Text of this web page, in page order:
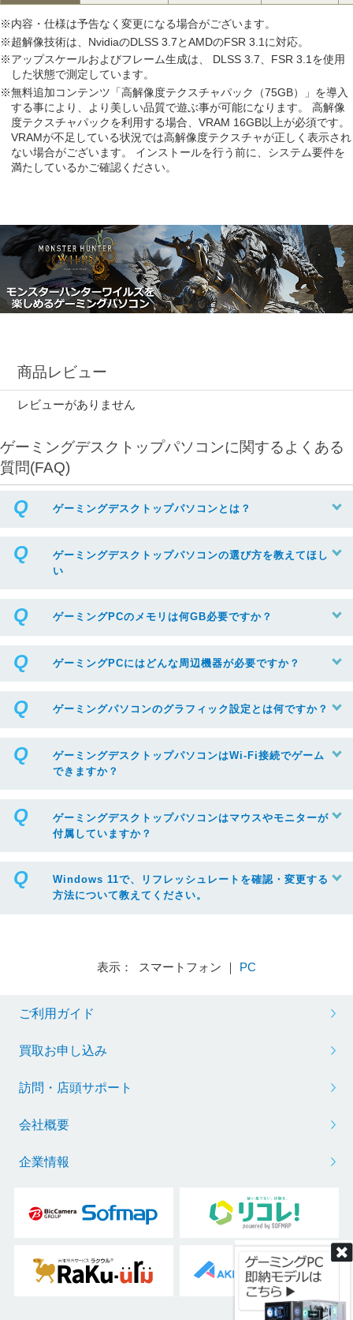
※内容・仕様は予告なく変更になる場合がございます。
※超解像技術は、NvidiaのDLSS 3.7とAMDのFSR 3.1に対応。
※アップスケールおよびフレーム生成は、 DLSS 3.7、FSR 3.1を使用
した状態で測定しています。
※無料追加コンテンツ「高解像度テクスチャパック（75GB）」を導入
する事により、より美しい品質で遊ぶ事が可能になります。 高解像
度テクスチャパックを利用する場合、VRAM 16GB以上が必須です。
VRAMが不足している状況では高解像度テクスチャが正しく表示され
ない場合がございます。 インストールを行う前に、システム要件を
満たしているかご確認ください。
商品レビュー
レビューがありません
ゲーミングデスクトップパソコンに関するよくある
質問(FAQ)
ゲーミングデスクトップパソコンとは？
ゲーミングデスクトップパソコンの選び方を教えてほし
い
ゲーミングPCのメモリは何GB必要ですか？
ゲーミングPCにはどんな周辺機器が必要ですか？
ゲーミングパソコンのグラフィック設定とは何ですか？
ゲーミングデスクトップパソコンはWi-Fi接続でゲーム
できますか？
ゲーミングデスクトップパソコンはマウスやモニターが
付属していますか？
Windows 11で、リフレッシュレートを確認・変更する
方法について教えてください。
※リフレッシュレートを変更する場合は、ボックスから任意の項目をクリック
表示： スマートフォン ｜ PC
ご利用ガイド
買取お申し込み
訪問・店頭サポート
会社概要
企業情報